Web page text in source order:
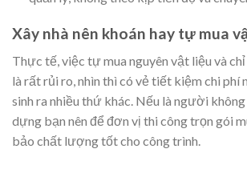
Xây nhà nên khoán hay tự mua
Thực tế, việc tự mua nguyên vật liệu và
là rất rủi ro, nhìn thì có vẻ tiết kiệm chi phí
sinh ra nhiều thứ khác. Nếu là người
dựng bạn nên để đơn vị thi công trọn gói
bảo chất lượng tốt cho công trình.